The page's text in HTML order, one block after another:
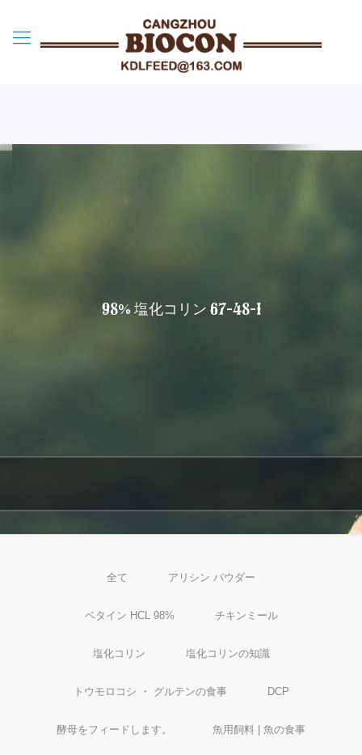
98% 塩化コリン 67-48-1
全て アリシン パウダー
ベタイン HCL 98% チキンミール
塩化コリン 塩化コリンの知識
トウモロコシ ・ グルテンの食事 DCP
酵母をフィードします。 魚用飼料 | 魚の食事